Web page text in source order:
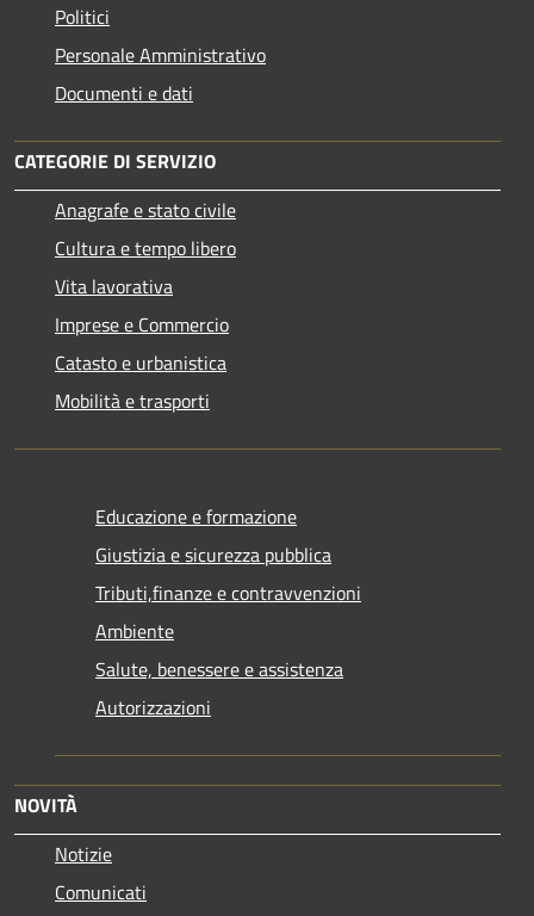
Politici
Personale Amministrativo
Documenti e dati
CATEGORIE DI SERVIZIO
Anagrafe e stato civile
Cultura e tempo libero
Vita lavorativa
Imprese e Commercio
Catasto e urbanistica
Mobilità e trasporti
Educazione e formazione
Giustizia e sicurezza pubblica
Tributi,finanze e contravvenzioni
Ambiente
Salute, benessere e assistenza
Autorizzazioni
NOVITÀ
Notizie
Comunicati